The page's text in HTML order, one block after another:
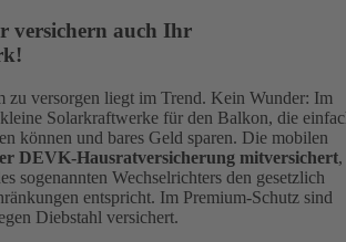
versichern auch Ihr
zu versorgen liegt im Trend. Kein Wunder: Im
Solarkraftwerke für den Balkon, die
können und bares Geld sparen. Die mobilen
DEVK-Hausratversicherung mitversichert,
sogenannten Wechselrichters den gesetzlich
entspricht. Im Premium-Schutz sind
Diebstahl versichert.